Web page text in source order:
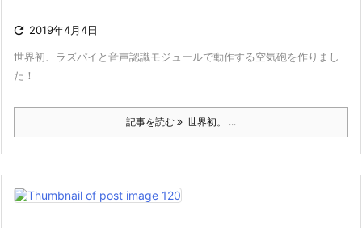
 2019年4月4日
世界初、ラズパイと音声認識モジュールで動作する空気砲を作りまし
た！
記事を読む 世界初。 ...